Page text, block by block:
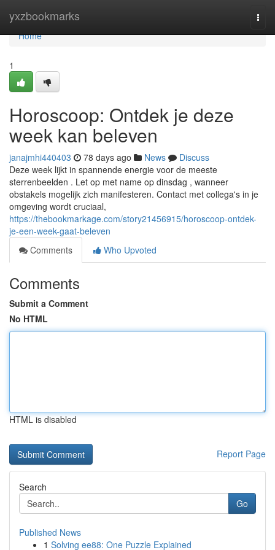
yxzbookmarks
Home
Home
1
Horoscoop: Ontdek je deze
week kan beleven
janajmhi440403 78 days ago News
Discuss
Deze week lijkt in spannende energie voor de meeste
sterrenbeelden . Let op met name op dinsdag , wanneer
obstakels mogelijk zich manifesteren. Contact met collega's in je
omgeving wordt cruciaal,
https://thebookmarkage.com/story21456915/horoscoop-ontdek-
je-een-week-gaat-beleven
Comments
Who Upvoted
Comments
Submit a Comment
No HTML
HTML is disabled
Report Page
Search
Go
Published News
1 Solving ee88: One Puzzle Explained